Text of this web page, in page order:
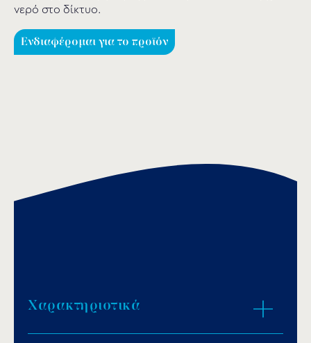
νερό στο δίκτυο.
Ενδιαφέρομαι για το προϊόν
Χαρακτηριστικά